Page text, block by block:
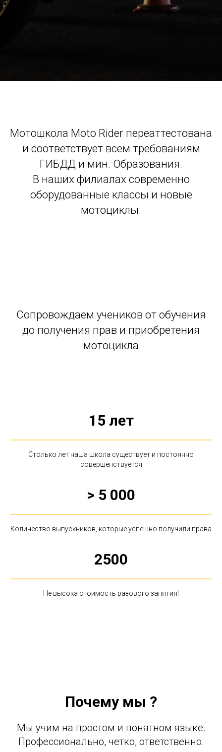
Мотошкола Moto Rider переаттестована
и соответствует всем требованиям
ГИБДД и мин. Образования.
В наших филиалах современно
оборудованные классы и новые
мотоциклы.
Сопровождаем учеников от обучения
до получения прав и приобретения
мотоцикла
15 лет
Столько лет наша школа существует и постоянно
совершенствуется
> 5 000
Количество выпускников, которые успешно получили права
2500
Не высока стоимость разового занятия!
Почему мы ?
Мы учим на простом и понятном языке.
Профессионально, четко, ответственно.